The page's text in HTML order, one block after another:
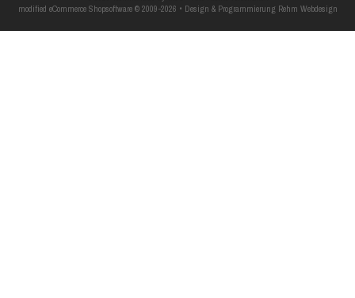
modified eCommerce Shopsoftware © 2009-2026 • Design & Programmierung Rehm Webdesign